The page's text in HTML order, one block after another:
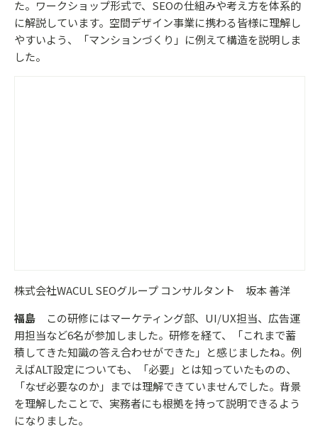
た。ワークショップ形式で、SEOの仕組みや考え方を体系的
に解説しています。空間デザイン事業に携わる皆様に理解し
やすいよう、「マンションづくり」に例えて構造を説明しま
した。
株式会社WACUL SEOグループ コンサルタント 坂本 善洋
福島 この研修にはマーケティング部、UI/UX担当、広告運
用担当など6名が参加しました。研修を経て、「これまで蓄
積してきた知識の答え合わせができた」と感じましたね。例
えばALT設定についても、「必要」とは知っていたものの、
「なぜ必要なのか」までは理解できていませんでした。背景
を理解したことで、実務者にも根拠を持って説明できるよう
になりました。